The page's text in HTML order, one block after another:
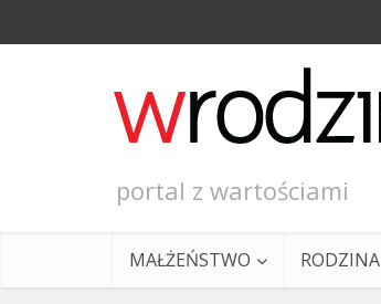
portal z wartościami
MAŁŻEŃSTWO RODZINA